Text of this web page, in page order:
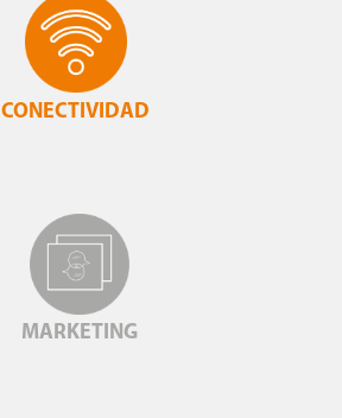
CONECTIVIDAD
MARKETING